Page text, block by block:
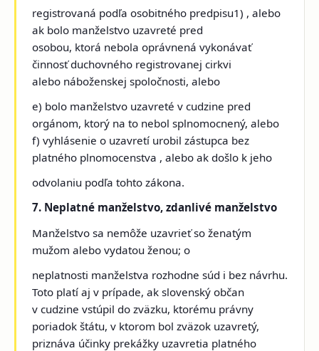
registrovaná podľa osobitného predpisu1) , alebo
ak bolo manželstvo uzavreté pred
osobou, ktorá nebola oprávnená vykonávať
činnosť duchovného registrovanej cirkvi
alebo náboženskej spoločnosti, alebo
e) bolo manželstvo uzavreté v cudzine pred
orgánom, ktorý na to nebol splnomocnený, alebo
f) vyhlásenie o uzavretí urobil zástupca bez
platného plnomocenstva , alebo ak došlo k jeho
odvolaniu podľa tohto zákona.
7. Neplatné manželstvo, zdanlivé manželstvo
Manželstvo sa nemôže uzavrieť so ženatým
mužom alebo vydatou ženou; o
neplatnosti manželstva rozhodne súd i bez návrhu.
Toto platí aj v prípade, ak slovenský občan
v cudzine vstúpil do zväzku, ktorému právny
poriadok štátu, v ktorom bol zväzok uzavretý,
priznáva účinky prekážky uzavretia platného